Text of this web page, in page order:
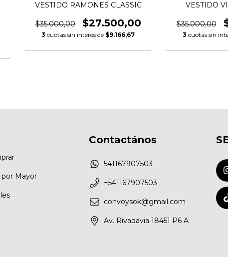
VESTIDO RAMONES CLASSIC
$35.000,00 $27.500,00
3 cuotas sin interés de $9.166,67
VESTIDO
$35.000,00
3 cuotas sin
por Mayor
Contactános
541167907503
+541167907503
convoysok@gmail.com
Av. Rivadavia 18451 P6 A